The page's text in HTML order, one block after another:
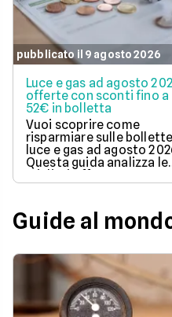
pubblicato il 9 agosto 2026
Luce e gas ad agosto
offerte con sconti fino a
52€ in bolletta
Vuoi scoprire come
risparmiare sulle
luce e gas ad agosto
Questa guida analizza le
migliori offerte a prezzo
bloccato del mese,
tariffa più conveniente
la tua casa. Leggi
giusta e proteggerti da
futuri rincari!
Guide al